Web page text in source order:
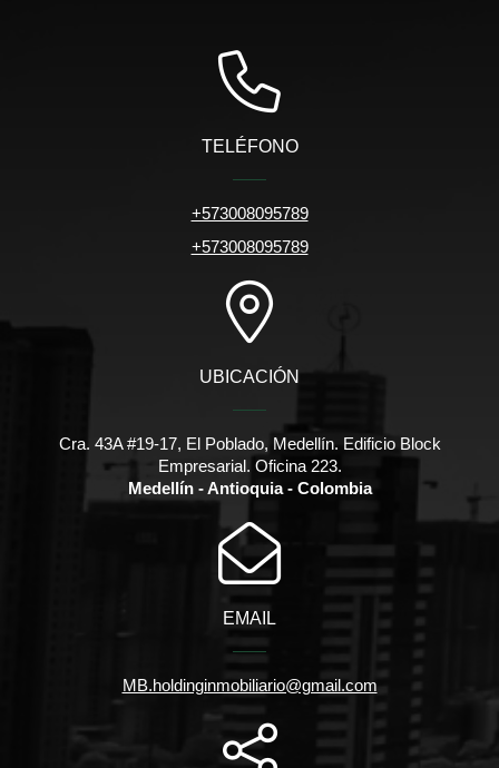
TELÉFONO
+573008095789
+573008095789
UBICACIÓN
Cra. 43A #19-17, El Poblado, Medellín. Edificio Block
Empresarial. Oficina 223.
Medellín - Antioquia - Colombia
EMAIL
MB.holdinginmobiliario@gmail.com